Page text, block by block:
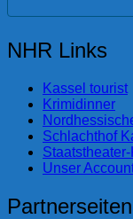
NHR Links
Kassel tourist
Krimidinner
Schlachthof
Staatstheater-
Unser
Partnerseiten